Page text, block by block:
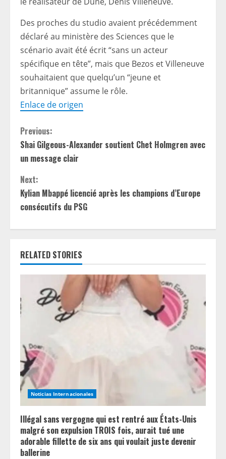
Des proches du studio avaient précédemment
déclaré au ministère des Sciences que le
scénario avait été écrit “sans un acteur
spécifique en tête”, mais que Bezos et Villeneuve
souhaitaient que quelqu’un “jeune et
britannique” assume le rôle.
Enlace de origen
C
o
n
t
u
R
a
d
i
n
g
Previous:
Shai Gilgeous-Alexander soutient Chet Holmgren avec
un message clair
Next:
Kylian Mbappé licencié après les champions d’Europe
consécutifs du PSG
RELATED STORIES
Noticias Internacionales
Illégal sans vergogne qui est rentré aux États-Unis
malgré son expulsion TROIS fois, aurait tué une
adorable fillette de six ans qui voulait juste devenir
ballerine